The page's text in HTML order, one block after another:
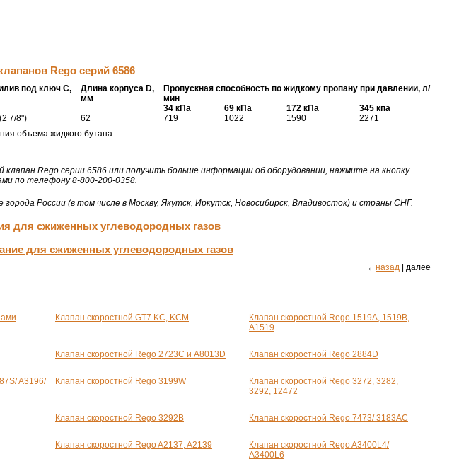
Rego серий 6586
под ключ С,
Длина корпуса D,
мм
Пропускная способность по жидкому пропану при давлении, л/
мин
34 кПа 69 кПа 172 кПа
345 кпа
7/8") 62 719 1022 1590
2271
объема жидкого бутана.
Rego серии 6586 или получить больше информации об оборудовании, нажмите на кнопку
по телефону 8-800-200-0358.
города России (в том числе в Москву, Якутск, Иркутск, Новосибирск, Владивосток) и страны СНГ.
для сжиженных углеводородных газов
для сжиженных углеводородных газов
←назад | далее
Клапан скоростной GT7 KC, KCM
Клапан скоростной Rego 1519A, 1519B,
A1519
Клапан скоростной Rego 2723C и А8013D Клапан скоростной Rego 2884D
A3196/
Клапан скоростной Rego 3199W
Клапан скоростной Rego 3272, 3282,
3292, 12472
Клапан скоростной Rego 3292B Клапан скоростной Rego 7473/ 3183AC
Клапан скоростной Rego A2137, A2139
Клапан скоростной Rego A3400L4/
A3400L6